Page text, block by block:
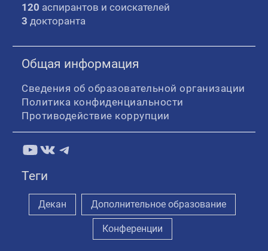
120 аспирантов и соискателей
3 докторанта
Общая информация
Сведения об образовательной организации
Политика конфиденциальности
Противодействие коррупции
YouTube
ВКонтакте
Telegram
Теги
Декан Дополнительное образование
Конференции